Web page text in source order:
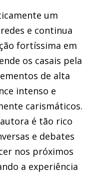
um
e continua
fortíssima em
os casais pela
de alta
intenso e
carismáticos.
é tão rico
e debates
nos próximos
a experiência